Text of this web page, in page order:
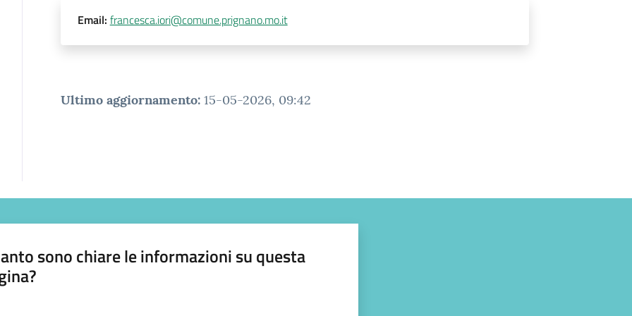
Email: francesca.iori@comune.prignano.mo.it
Ultimo aggiornamento: 15-05-2026, 09:42
sono chiare le informazioni su questa